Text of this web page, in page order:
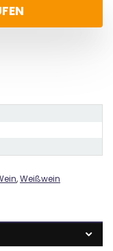
,Weißwein